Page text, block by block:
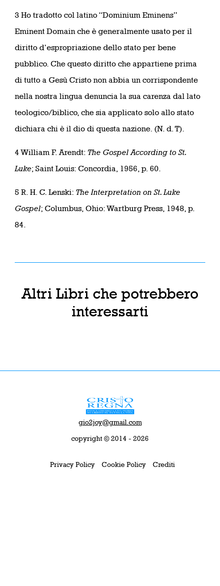
3 Ho tradotto col latino “Dominium Eminens”
Eminent Domain che è generalmente usato per il
diritto d’espropriazione dello stato per bene
pubblico. Che questo diritto che appartiene prima
di tutto a Gesù Cristo non abbia un corrispondente
nella nostra lingua denuncia la sua carenza dal lato
teologico/biblico, che sia applicato solo allo stato
dichiara chi è il dio di questa nazione. (N. d. T).
4 William F. Arendt: The Gospel According to St.
Luke; Saint Louis: Concordia, 1956, p. 60.
5 R. H. C. Lenski: The Interpretation on St. Luke
Gospel; Columbus, Ohio: Wartburg Press, 1948, p.
84.
Altri Libri che potrebbero
interessarti
gio2joy@gmail.com
copyright © 2014 - 2026
Privacy Policy Cookie Policy Crediti